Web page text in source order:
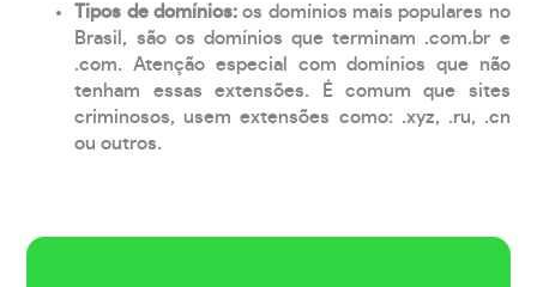
Tipos de domínios:os domínios mais populares no
Brasil, são os domínios que terminam .com.br e
.com. Atenção especial com domínios que não
tenham essas extensões. É comum que sites
criminosos, usem extensões como: .xyz, .ru, .cn
ou outros.